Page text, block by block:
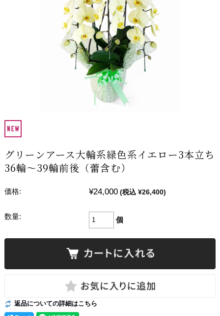
グリーンアース大輪系緑色系イエロー3本立ち
36輪～39輪前後（蕾含む）
価格: ¥24,000 (税込 ¥26,400)
数量: 個
返品についての詳細はこちら